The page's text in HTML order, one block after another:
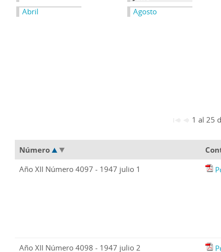
Abril
Agosto
1 al 25
Número
Año XII Número 4097 - 1947 julio 1
Año XII Número 4098 - 1947 julio 2